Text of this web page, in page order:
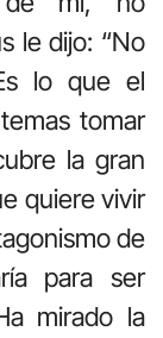
le dijo: “No
lo que el
tomar
la gran
quiere vivir
de
para ser
mirado la